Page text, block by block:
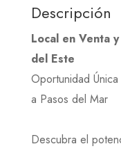
Descripción
Local en Venta
del Este
Oportunidad
a Pasos del Mar
Descubra el